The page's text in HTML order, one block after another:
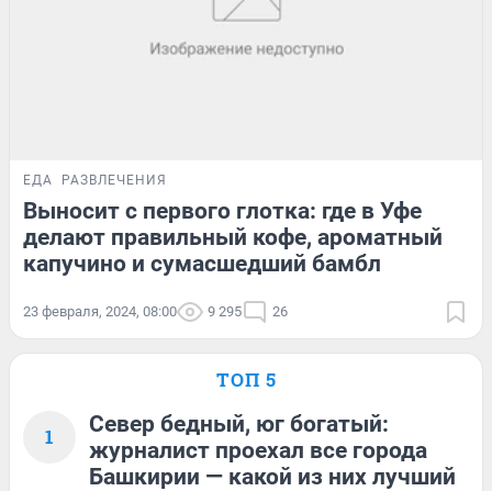
ЕДА РАЗВЛЕЧЕНИЯ
Выносит с первого глотка: где в Уфе
делают правильный кофе, ароматный
капучино и сумасшедший бамбл
23 февраля, 2024, 08:00 9 295 26
ТОП 5
1
Север бедный, юг богатый:
журналист проехал все города
Башкирии — какой из них лучший